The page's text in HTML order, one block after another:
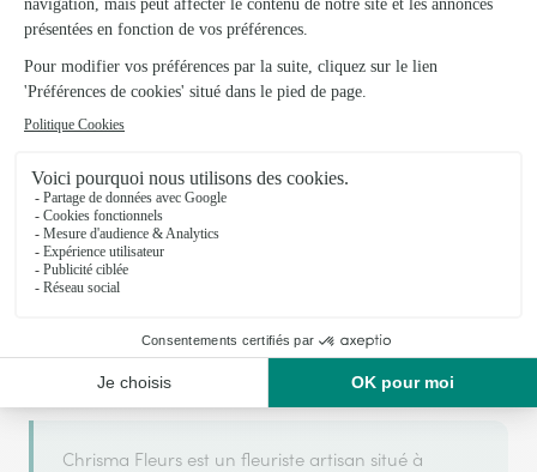
Votre fleuriste artisan à Mazamet
obtenu le labelARGENTen2026pour sa qualité de
service.
Chrisma Fleurs est un fleuriste artisan situé à